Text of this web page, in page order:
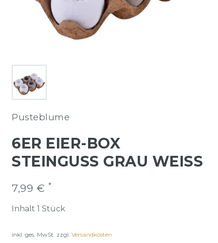
Pusteblume
6ER EIER-BOX
STEINGUSS GRAU WEISS
7,99 € *
Inhalt 1 Stück
inkl. ges. MwSt. zzgl. Versandkosten